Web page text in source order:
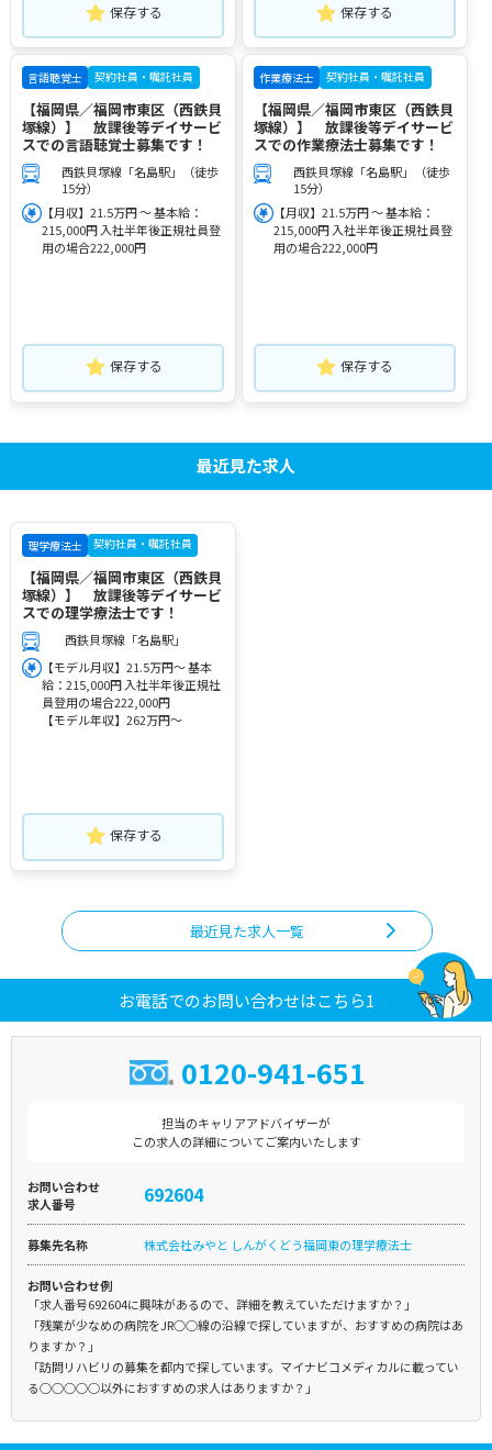
保存する 保存する
言語聴覚士 契約社員・嘱託社員
【福岡県／福岡市東区（西鉄貝
塚線）】 放課後等デイサービ
スでの言語聴覚士募集です！
西鉄貝塚線「名島駅」（徒歩
15分）
【月収】21.5万円 ～ 基本給：
215,000円 入社半年後正規社員登
用の場合222,000円
保存する
作業療法士 契約社員・嘱託社員
【福岡県／福岡市東区（西鉄貝
塚線）】 放課後等デイサービ
スでの作業療法士募集です！
西鉄貝塚線「名島駅」（徒歩
15分）
【月収】21.5万円 ～ 基本給：
215,000円 入社半年後正規社員登
用の場合222,000円
保存する
最近見た求人
理学療法士 契約社員・嘱託社員
【福岡県／福岡市東区（西鉄貝
塚線）】 放課後等デイサービ
スでの理学療法士です！
西鉄貝塚線「名島駅」
【モデル月収】21.5万円～ 基本
給：215,000円 入社半年後正規社
員登用の場合222,000円
【モデル年収】262万円～
保存する
最近見た求人一覧
お電話でのお問い合わせはこちら1
0120-941-651
担当のキャリアアドバイザーが
この求人の詳細についてご案内いたします
お問い合わせ
求人番号
692604
募集先名称 株式会社みやと しんがくどう福岡東の理学療法士
お問い合わせ例
「求人番号692604に興味があるので、詳細を教えていただけますか？」
「残業が少なめの病院をJR○○線の沿線で探していますが、おすすめの病院はあ
りますか？」
「訪問リハビリの募集を都内で探しています。マイナビコメディカルに載ってい
る○○○○○以外におすすめの求人はありますか？」